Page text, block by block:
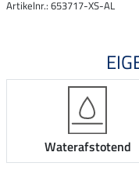
Artikelnr.: 653717-XS-AL
Waterafstotend